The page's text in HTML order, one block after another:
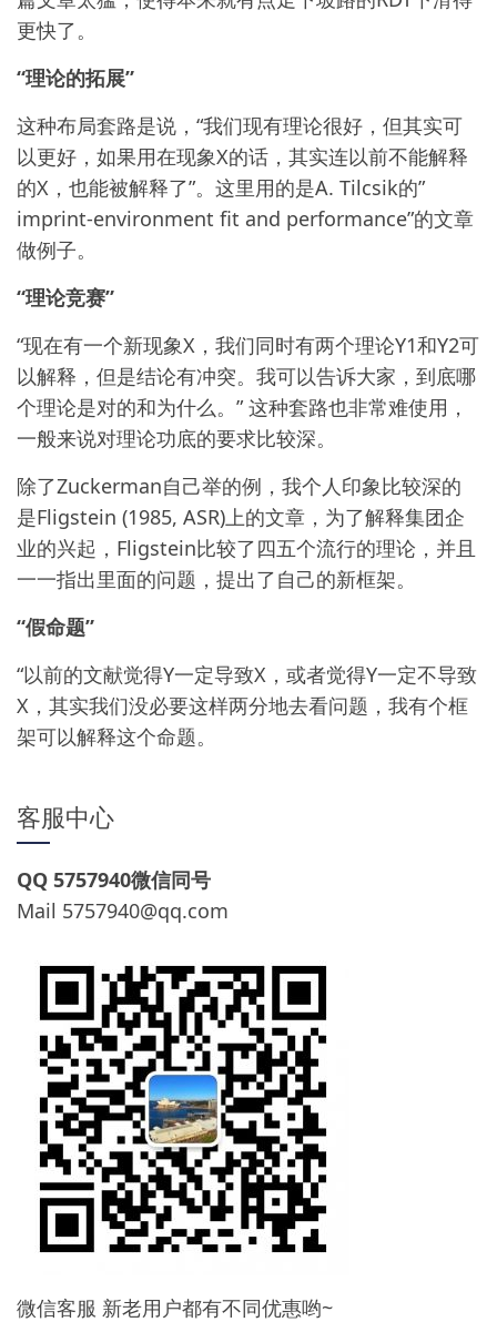
更快了。
“理论的拓展”
这种布局套路是说，“我们现有理论很好，但其实可
以更好，如果用在现象X的话，其实连以前不能解释
的X，也能被解释了”。这里用的是A. Tilcsik的”
imprint-environment fit and performance”的文章
做例子。
“理论竞赛”
“现在有一个新现象X，我们同时有两个理论Y1和Y2可
以解释，但是结论有冲突。我可以告诉大家，到底哪
个理论是对的和为什么。” 这种套路也非常难使用，
一般来说对理论功底的要求比较深。
除了Zuckerman自己举的例，我个人印象比较深的
是Fligstein (1985, ASR)上的文章，为了解释集团企
业的兴起，Fligstein比较了四五个流行的理论，并且
一一指出里面的问题，提出了自己的新框架。
“假命题”
“以前的文献觉得Y一定导致X，或者觉得Y一定不导致
X，其实我们没必要这样两分地去看问题，我有个框
架可以解释这个命题。
客服中心
QQ 5757940微信同号
Mail 5757940@qq.com
微信客服 新老用户都有不同优惠哟~